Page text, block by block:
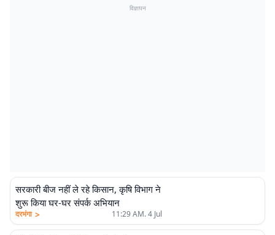
विज्ञापन
सरकारी बीज नहीं ले रहे किसान, कृषि विभाग ने
शुरू किया घर-घर संपर्क अभियान
दरभंगा > 11:29 AM. 4 Jul